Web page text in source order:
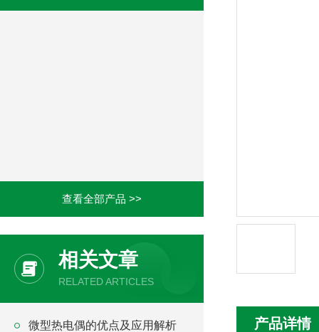
查看全部产品 >>
相关文章
RELATED ARTICLES
微型热电偶的优点及应用解析 产品详情